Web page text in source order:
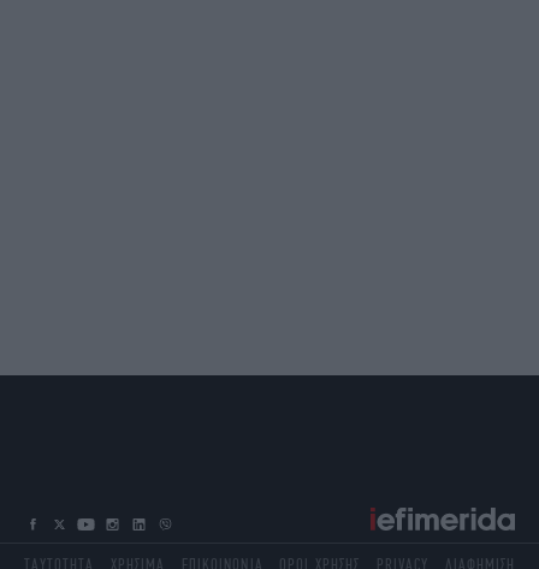
ΤΑΥΤΟΤΗΤΑ ΧΡΗΣΙΜΑ ΕΠΙΚΟΙΝΩΝΙΑ ΟΡΟΙ ΧΡΗΣΗΣ PRIVACY ΔΙΑΦΗΜΙΣΗ